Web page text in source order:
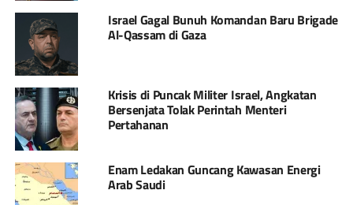
Israel Gagal Bunuh Komandan Baru Brigade
Al-Qassam di Gaza
Krisis di Puncak Militer Israel, Angkatan
Bersenjata Tolak Perintah Menteri
Pertahanan
Enam Ledakan Guncang Kawasan Energi
Arab Saudi